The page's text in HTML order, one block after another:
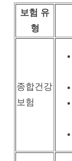
보험 유
형
종합건강
보험